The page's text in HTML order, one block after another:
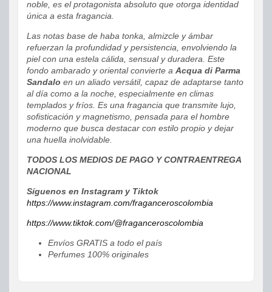
noble, es el protagonista absoluto que otorga identidad
única a esta fragancia.
Las notas base de haba tonka, almizcle y ámbar
refuerzan la profundidad y persistencia, envolviendo la
piel con una estela cálida, sensual y duradera. Este
fondo ambarado y oriental convierte a Acqua di Parma
Sandalo en un aliado versátil, capaz de adaptarse tanto
al día como a la noche, especialmente en climas
templados y fríos. Es una fragancia que transmite lujo,
sofisticación y magnetismo, pensada para el hombre
moderno que busca destacar con estilo propio y dejar
una huella inolvidable.
TODOS LOS MEDIOS DE PAGO Y CONTRAENTREGA
NACIONAL
Síguenos en Instagram y Tiktok
https://www.instagram.com/fraganceroscolombia
https://www.tiktok.com/@fraganceroscolombia
Envíos GRATIS a todo el país
Perfumes 100% originales